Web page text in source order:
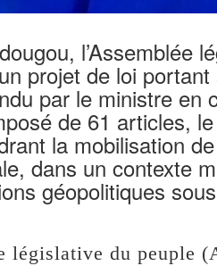
l’Assemblée
projet de loi
par le ministre en
de 61 articles,
la mobilisation
dans un contexte
géopolitiques
législative du peuple